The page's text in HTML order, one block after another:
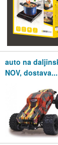
auto na
NOV,